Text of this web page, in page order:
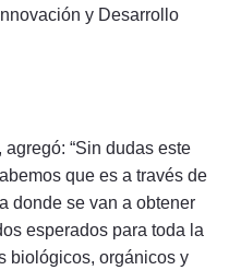
y Desarrollo
“Sin dudas este
que es a través de
donde se van a obtener
esperados para toda la
biológicos, orgánicos y